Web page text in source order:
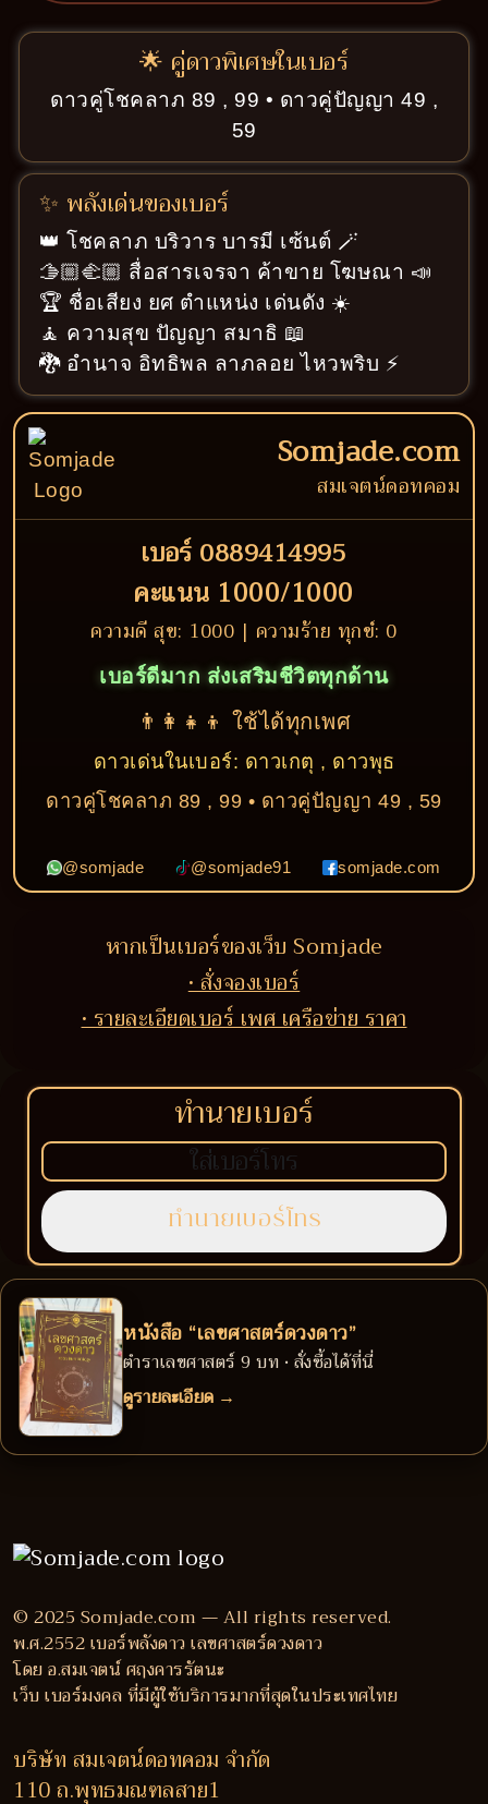
🌟 คู่ดาวพิเศษในเบอร์
ดาวคู่โชคลาภ 89 , 99 • ดาวคู่ปัญญา 49 ,
59
✨ พลังเด่นของเบอร์
👑 โชคลาภ บริวาร บารมี เซ้นต์ 🪄
🫱🏼‍🫲🏼 สื่อสารเจรจา ค้าขาย โฆษณา 📣
🏆 ชื่อเสียง ยศ ตำแหน่ง เด่นดัง ☀️
🧘 ความสุข ปัญญา สมาธิ 📖
🐉 อำนาจ อิทธิพล ลาภลอย ไหวพริบ ⚡
Somjade.com
สมเจตน์ดอทคอม
เบอร์ 0889414995
คะแนน 1000/1000
ความดี สุข: 1000 | ความร้าย ทุกข์: 0
เบอร์ดีมาก ส่งเสริมชีวิตทุกด้าน
👨‍👩‍👧‍👦 ใช้ได้ทุกเพศ
ดาวเด่นในเบอร์: ดาวเกตุ , ดาวพุธ
ดาวคู่โชคลาภ 89 , 99 • ดาวคู่ปัญญา 49 , 59
@somjade @somjade91 somjade.com
หากเป็นเบอร์ของเว็บ Somjade
• สั่งจองเบอร์
• รายละเอียดเบอร์ เพศ เครือข่าย ราคา
ทำนายเบอร์
หนังสือ “เลขศาสตร์ดวงดาว”
ตำราเลขศาสตร์ 9 บท • สั่งซื้อได้ที่นี่
ดูรายละเอียด →
© 2025 Somjade.com — All rights reserved.
พ.ศ.2552 เบอร์พลังดาว เลขศาสตร์ดวงดาว
โดย อ.สมเจตน์ ศฤงคารรัตนะ
เว็บ เบอร์มงคล ที่มีผู้ใช้บริการมากที่สุดในประเทศไทย
บริษัท สมเจตน์ดอทคอม จำกัด
110 ถ.พุทธมณฑลสาย1